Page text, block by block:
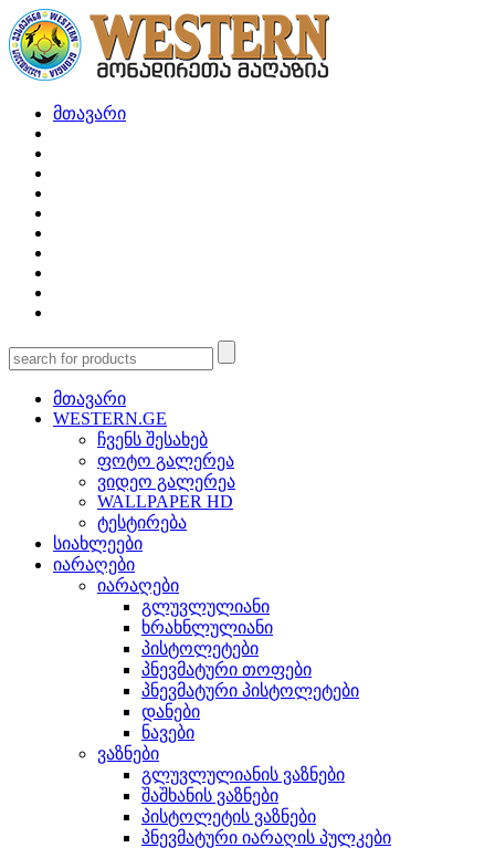
მთავარი
მთავარი
WESTERN.GE
ჩვენს შესახებ
ფოტო გალერეა
ვიდეო გალერეა
WALLPAPER HD
ტესტირება
სიახლეები
იარაღები
იარაღები
გლუვლულიანი
ხრახნლულიანი
პისტოლეტები
პნევმატური თოფები
პნევმატური პისტოლეტები
დანები
ნავები
ვაზნები
გლუვლულიანის ვაზნები
შაშხანის ვაზნები
პისტოლეტის ვაზნები
პნევმატური იარაღის პულკები